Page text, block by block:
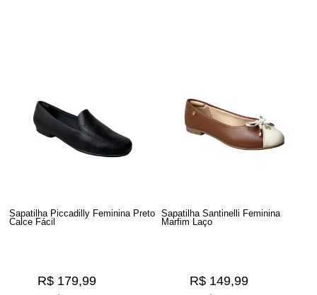
Sapatilha Piccadilly Feminina Preto
Calce Fácil
R$ 179,99
Sapatilha Santinelli Feminina
Marfim Laço
R$ 149,99